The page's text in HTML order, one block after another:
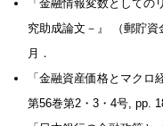
「金融情報変数として
究助成論文－』 （郵貯
月．
「金融資産価格とマクロ
第56巻第2・3・4号, pp.